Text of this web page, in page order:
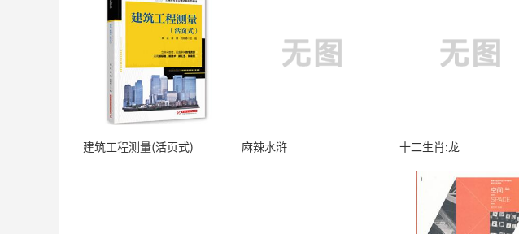
建筑工程测量(活页式) 麻辣水浒 十二生肖:龙